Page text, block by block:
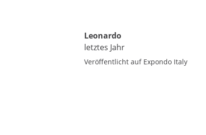
Leonardo
letztes Jahr
Veröffentlicht auf Expondo Italy